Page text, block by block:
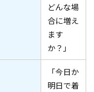
どんな場
合に増え
ます
か？」
「今日か
明日で着